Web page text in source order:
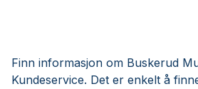
Finn informasjon om Buskerud
Kundeservice. Det er enkelt å